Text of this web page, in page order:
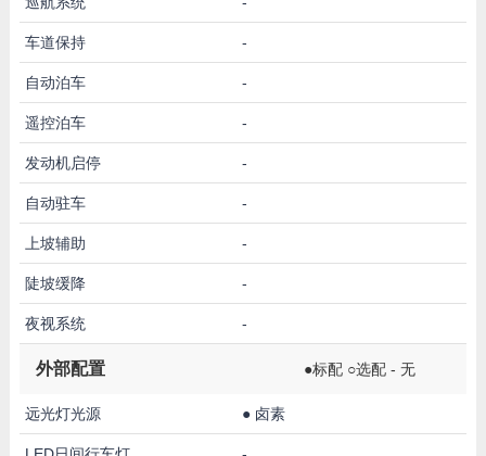
车道保持 -
自动泊车 -
遥控泊车 -
发动机启停 -
自动驻车 -
上坡辅助 -
陡坡缓降 -
夜视系统 -
外部配置 ●标配 ○选配 - 无
远光灯光源 ● 卤素